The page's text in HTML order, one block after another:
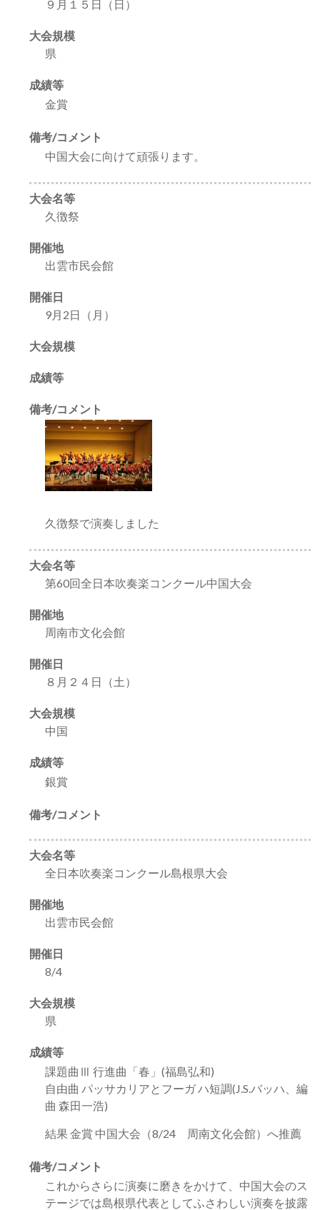
９月１５日（日）
大会規模
県
成績等
金賞
備考/コメント
中国大会に向けて頑張ります。
大会名等
久徴祭
開催地
出雲市民会館
開催日
9月2日（月）
大会規模
成績等
備考/コメント
久徴祭で演奏しました
大会名等
第60回全日本吹奏楽コンクール中国大会
開催地
周南市文化会館
開催日
８月２４日（土）
大会規模
中国
成績等
銀賞
備考/コメント
大会名等
全日本吹奏楽コンクール島根県大会
開催地
出雲市民会館
開催日
8/4
大会規模
県
成績等
課題曲Ⅲ 行進曲「春」(福島弘和)
自由曲 パッサカリアとフーガ ハ短調(J.S.バッハ、編
曲 森田一浩)
結果 金賞 中国大会（8/24 周南文化会館）へ推薦
備考/コメント
これからさらに演奏に磨きをかけて、中国大会のス
テージでは島根県代表としてふさわしい演奏を披露